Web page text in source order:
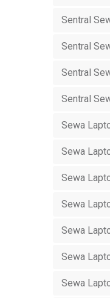
Sentral
Sentral
Sentral
Sentral
Sewa
Sewa
Sewa
Sewa
Sewa
Sewa
Sewa